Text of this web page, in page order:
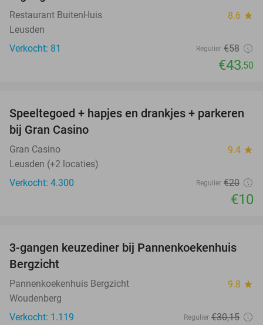
Restaurant BuitenHuis 8.6 star
Leusden
Verkocht: 81
Regulier €58
€43,50
50%
Speeltegoed + hapjes en drankjes + parkeren
bij Gran Casino
Gran Casino 9.4 star
Leusden (+2 locaties)
Verkocht: 4.300
Regulier €20
€10
42%
3-gangen keuzediner bij Pannenkoekenhuis
Bergzicht
Pannenkoekenhuis Bergzicht 9.8 star
Woudenberg
Verkocht: 1.119
Regulier €30,15